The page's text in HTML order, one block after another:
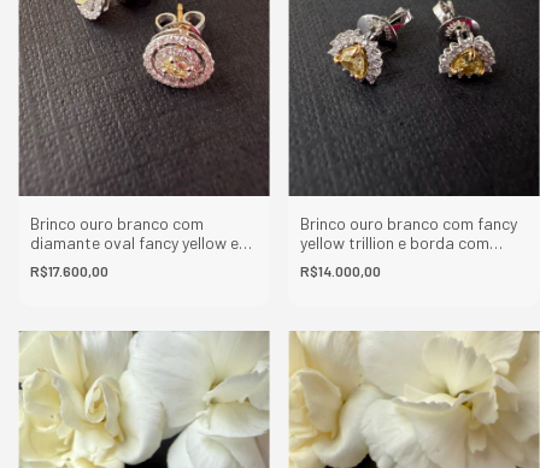
Brinco ouro branco com
diamante oval fancy yellow e
borda dupla com diamantes
brancos
R$17.600,00
Brinco ouro branco com fancy
yellow trillion e borda com
diamantes brancos
R$14.000,00